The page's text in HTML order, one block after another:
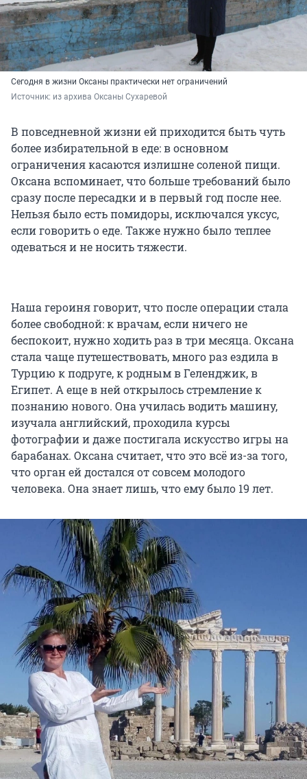
Сегодня в жизни Оксаны практически нет ограничений
Источник: из архива Оксаны Сухаревой
В повседневной жизни ей приходится быть чуть
более избирательной в еде: в основном
ограничения касаются излишне соленой пищи.
Оксана вспоминает, что больше требований было
сразу после пересадки и в первый год после нее.
Нельзя было есть помидоры, исключался уксус,
если говорить о еде. Также нужно было теплее
одеваться и не носить тяжести.
Наша героиня говорит, что после операции стала
более свободной: к врачам, если ничего не
беспокоит, нужно ходить раз в три месяца. Оксана
стала чаще путешествовать, много раз ездила в
Турцию к подруге, к родным в Геленджик, в
Египет. А еще в ней открылось стремление к
познанию нового. Она училась водить машину,
изучала английский, проходила курсы
фотографии и даже постигала искусство игры на
барабанах. Оксана считает, что это всё из-за того,
что орган ей достался от совсем молодого
человека. Она знает лишь, что ему было 19 лет.